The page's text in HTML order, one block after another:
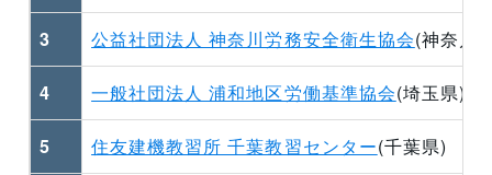
3 公益社団法人 神奈川労務安全衛生協会(神奈川
4 一般社団法人 浦和地区労働基準協会(埼玉県)
5 住友建機教習所 千葉教習センター(千葉県)